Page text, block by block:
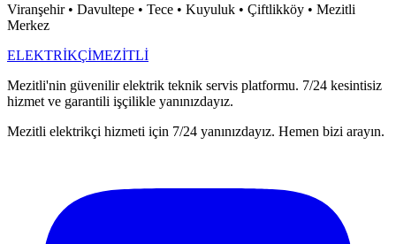
Viranşehir • Davultepe • Tece • Kuyuluk • Çiftlikköy • Mezitli
Merkez
ELEKTRİKÇİMEZİTLİ
Mezitli'nin güvenilir elektrik teknik servis platformu. 7/24 kesintisiz
hizmet ve garantili işçilikle yanınızdayız.
Mezitli elektrikçi hizmeti için 7/24 yanınızdayız. Hemen bizi arayın.